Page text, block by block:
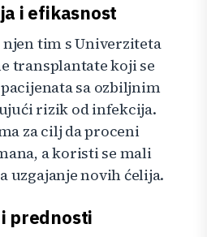
i efikasnost
tim s Univerziteta
transplantate koji se
sa ozbiljnim
rizik od infekcija.
za cilj da proceni
a koristi se mali
uzgajanje novih ćelija.
prednosti